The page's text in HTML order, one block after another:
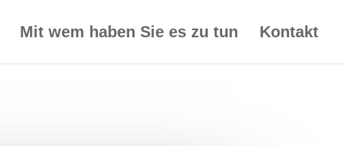
Mit wem haben Sie es zu tun Kontakt